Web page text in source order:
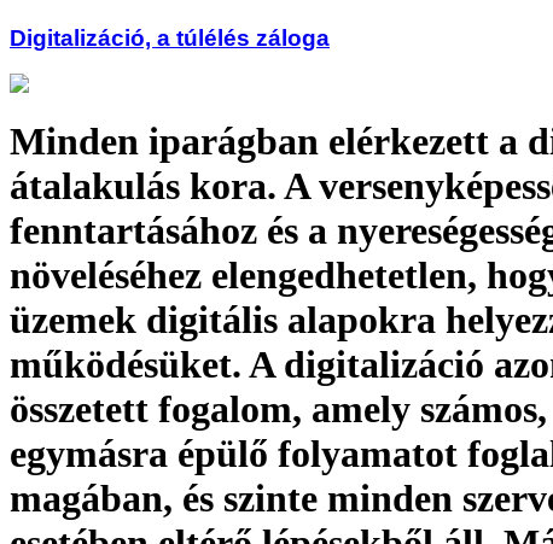
Digitalizáció, a túlélés záloga
Minden iparágban elérkezett a
átalakulás kora. A
fenntartásához és a
növeléséhez elengedhetetlen,
üzemek digitális alapokra
működésüket. A digitalizáció
összetett fogalom, amely számos,
egymásra épülő folyamatot
magában, és szinte minden